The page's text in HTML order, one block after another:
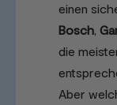
einen
Bosch,
die
Aber